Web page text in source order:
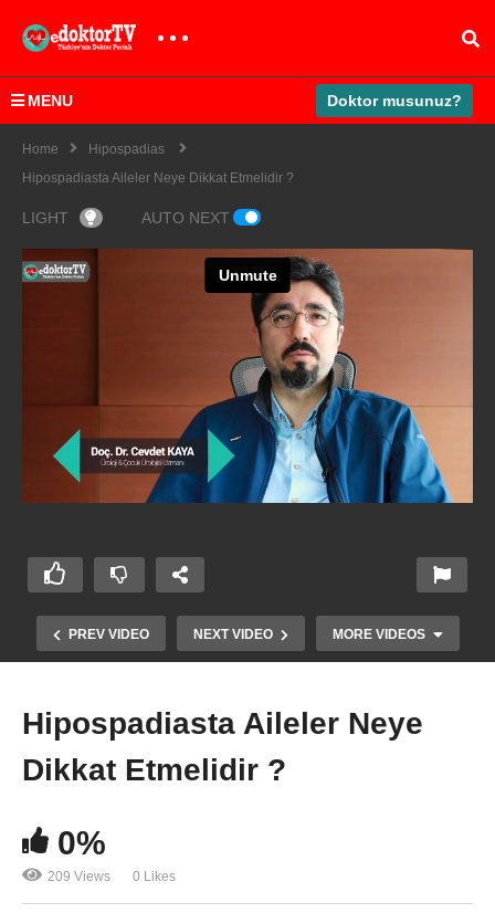
MENU Doktor musunuz?
Home
Hipospadias
Hipospadiasta Aileler Neye Dikkat Etmelidir ?
LIGHT AUTO NEXT
PREV VIDEO NEXT VIDEO MORE VIDEOS
Hipospadiasta Aileler Neye
Dikkat Etmelidir ?
0%
209 Views 0 Likes